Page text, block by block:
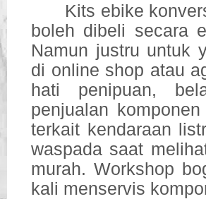
Kits ebike
boleh dibeli secara
Namun justru untuk
di online shop atau
hati penipuan,
penjualan
terkait kendaraan
waspada saat
murah. Workshop
kali menservis